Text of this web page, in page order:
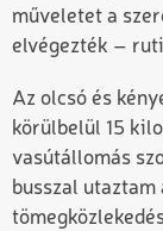
műveletet a
elvégezték –
Az olcsó és
körülbelül 15
vasútállomás
busszal utaztam